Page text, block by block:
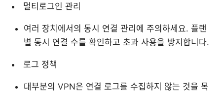
멀티로그인 관리
여러 장치에서의 동시 연결 관리에 주의하세요. 플랜
별 동시 연결 수를 확인하고 초과 사용을 방지합니다.
로그 정책
대부분의 VPN은 연결 로그를 수집하지 않는 것을 목